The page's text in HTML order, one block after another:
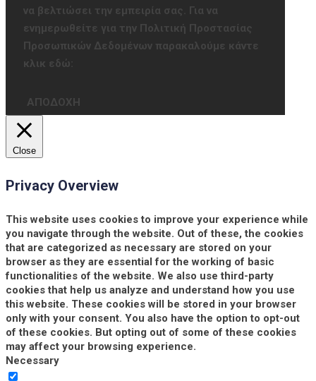
να βελτιώσει την εμπειρία σας. Για να
ενημερωθείτε για την Πολιτική Προστασίας
Προσωπικών Δεδομένων παρακαλούμε κάντε
κλικ εδώ:
ΑΠΟΔΟΧΗ
Close
Privacy Overview
This website uses cookies to improve your experience while
you navigate through the website. Out of these, the cookies
that are categorized as necessary are stored on your
browser as they are essential for the working of basic
functionalities of the website. We also use third-party
cookies that help us analyze and understand how you use
this website. These cookies will be stored in your browser
only with your consent. You also have the option to opt-out
of these cookies. But opting out of some of these cookies
may affect your browsing experience.
Necessary